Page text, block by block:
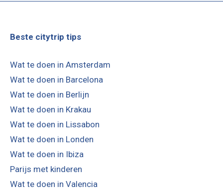
Beste citytrip tips
Wat te doen in Amsterdam
Wat te doen in Barcelona
Wat te doen in Berlijn
Wat te doen in Krakau
Wat te doen in Lissabon
Wat te doen in Londen
Wat te doen in Ibiza
Parijs met kinderen
Wat te doen in Valencia